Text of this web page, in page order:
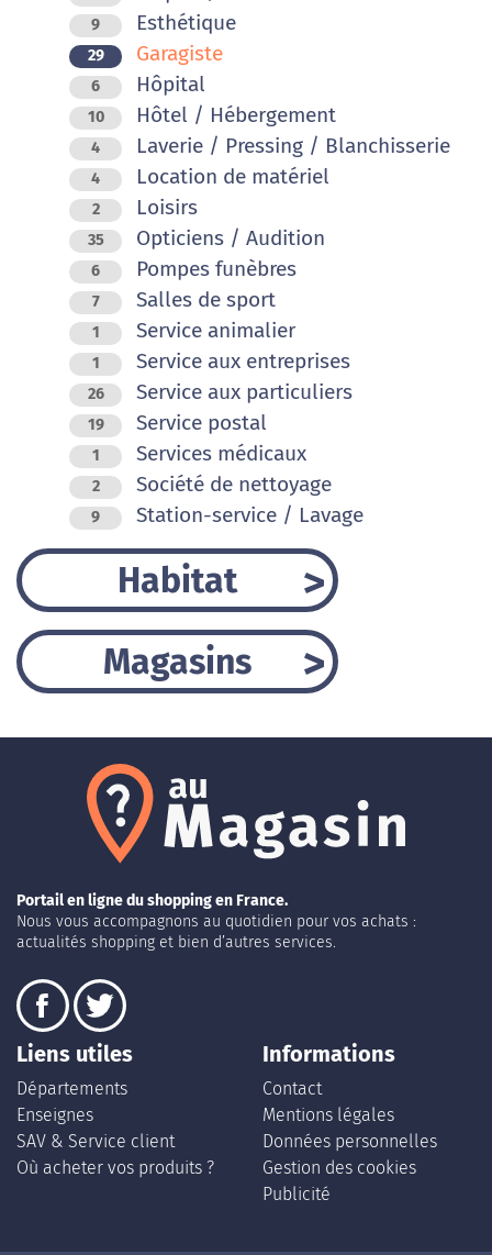
9 Esthétique
29 Garagiste
6 Hôpital
10 Hôtel / Hébergement
4 Laverie / Pressing / Blanchisserie
4 Location de matériel
2 Loisirs
35 Opticiens / Audition
6 Pompes funèbres
7 Salles de sport
1 Service animalier
1 Service aux entreprises
26 Service aux particuliers
19 Service postal
1 Services médicaux
2 Société de nettoyage
9 Station-service / Lavage
Habitat
Magasins
Portail en ligne du shopping en France.
Nous vous accompagnons au quotidien pour vos achats :
actualités shopping et bien d’autres services.
Liens utiles
Départements
Enseignes
SAV & Service client
Où acheter vos produits ?
Informations
Contact
Mentions légales
Données personnelles
Gestion des cookies
Publicité